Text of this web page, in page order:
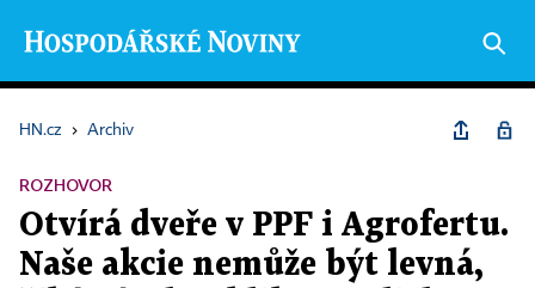
HN.cz › Archiv
ROZHOVOR
Otvírá dveře v PPF i Agrofertu.
Naše akcie nemůže být levná,